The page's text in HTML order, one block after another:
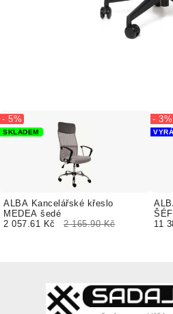
ALBA Kancelářské křeslo
MEDEA šedé
SKLADEM
- 5%
2 057.61 Kč 2 165.90 Kč
- 3%
11